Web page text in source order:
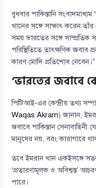
বুধবার পাকিস্তানি
খানের সঙ্গে সাক্ষাৎ করেন
সময় ভারতের সঙ্গে সাম্প্রতিক
পরিস্থিতিতে তাৎক্ষণিক জবাব
কারণ মোদি প্রতিশোধ নেবেন।”
‘ভারতের জবাবে
পিটিআই-এর কেন্দ্রীয় তথ্য
Waqas Akram) জানান,
জবাবে পাকিস্তান সেনাবাহিনী
মানুষের নয়, বরং কারাগারে
তবে ইমরান খান একইসঙ্গে
‘প্রতারণামূলক ও অবিশ্বস্ত’
পারে।